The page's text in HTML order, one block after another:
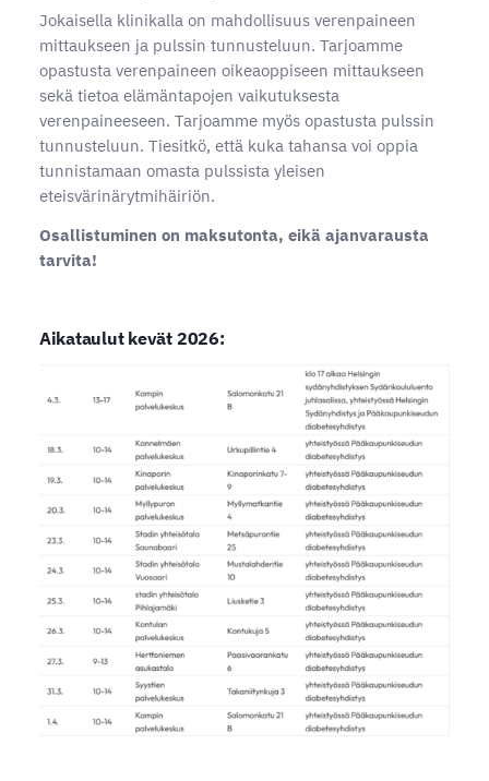
Jokaisella klinikalla on mahdollisuus verenpaineen
mittaukseen ja pulssin tunnusteluun. Tarjoamme
opastusta verenpaineen oikeaoppiseen mittaukseen
sekä tietoa elämäntapojen vaikutuksesta
verenpaineeseen. Tarjoamme myös opastusta pulssin
tunnusteluun. Tiesitkö, että kuka tahansa voi oppia
tunnistamaan omasta pulssista yleisen
eteisvärinärytmihäiriön.
Osallistuminen on maksutonta, eikä ajanvarausta
tarvita!
Aikataulut kevät 2026: